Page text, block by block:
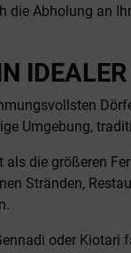
die Abholung an
Umgebung,
die größeren
Stränden,
oder Kiotari